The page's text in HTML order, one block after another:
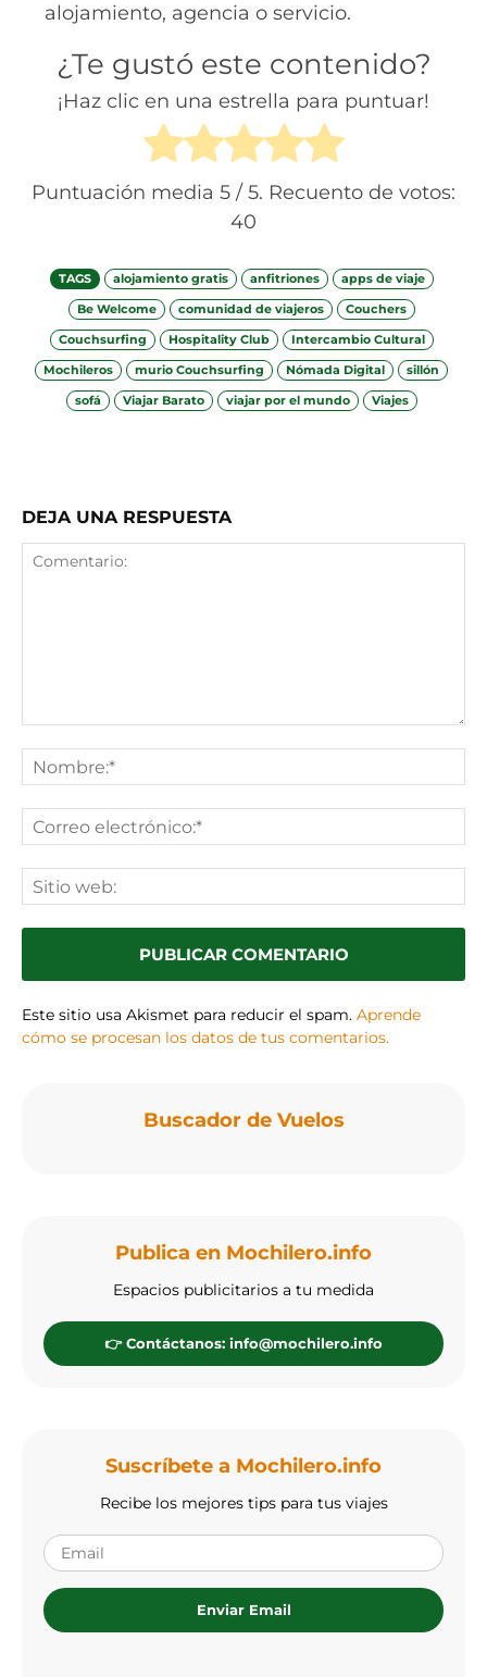
alojamiento, agencia o servicio.
¿Te gustó este contenido?
¡Haz clic en una estrella para puntuar!
Puntuación media 5 / 5. Recuento de votos:
40
TAGS alojamiento gratis anfitriones
apps de viaje
Be Welcome
comunidad de viajeros
Couchers
Couchsurfing
Hospitality Club
Intercambio Cultural
Mochileros
murio Couchsurfing Nómada Digital
sillón
sofá
Viajar Barato viajar por el mundo Viajes
DEJA UNA RESPUESTA
Este sitio usa Akismet para reducir el spam. Aprende
cómo se procesan los datos de tus comentarios.
Buscador de Vuelos
Publica en Mochilero.info
Espacios publicitarios a tu medida
👉 Contáctanos: info@mochilero.info
Suscríbete a Mochilero.info
Recibe los mejores tips para tus viajes
Enviar Email